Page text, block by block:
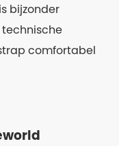
bijzonder
comfortabel